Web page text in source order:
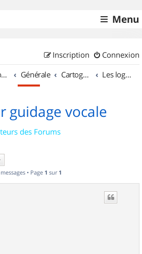
Menu
Connexion
Inscription
Accueil forum Générale Cartographie et GPS Les logiciels
guidage vocale
des Forums
• Page 1 sur 1